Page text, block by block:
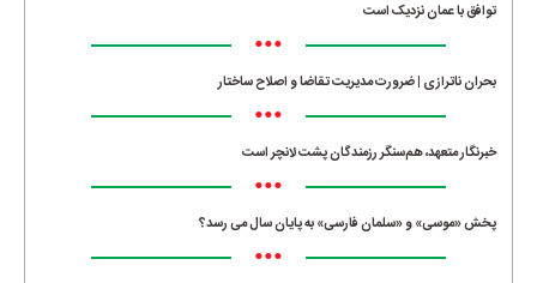
توافق با عمان نزدیک است
•••
بحران ناترازی | ضرورت مدیریت تقاضا و اصلاح ساختار
•••
خبرنگار متعهد، هم‌سنگر رزمندگان پشت لانچر است
•••
پخش «موسی» و «سلمان فارسی» به پایان سال می رسد؟
•••